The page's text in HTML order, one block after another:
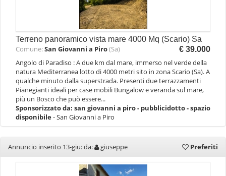
Terreno panoramico vista mare 4000 Mq (Scario) Sa
€ 39.000
Comune:San Giovanni a Piro(Sa)
Angolo di Paradiso : A due km dal mare, immerso nel verde della
natura Mediterranea lotto di 4000 metri sito in zona Scario (Sa). A
qualche minuto dalla superstrada. Presenti due terrazzamenti
Pianegianti ideali per case mobili Bungalow e veranda sul mare,
più un Bosco che può essere...
Sponsorizzato da: san giovanni a piro - pubblicidotto - spazio
disponibile- San Giovanni a Piro
Annuncio inserito 13-giu: da: giuseppe Preferiti